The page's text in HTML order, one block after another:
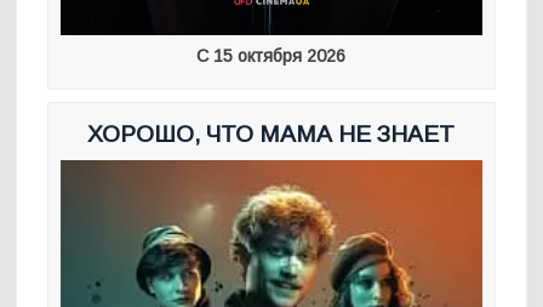
С 15 октября 2026
ХОРОШО, ЧТО МАМА НЕ ЗНАЕТ